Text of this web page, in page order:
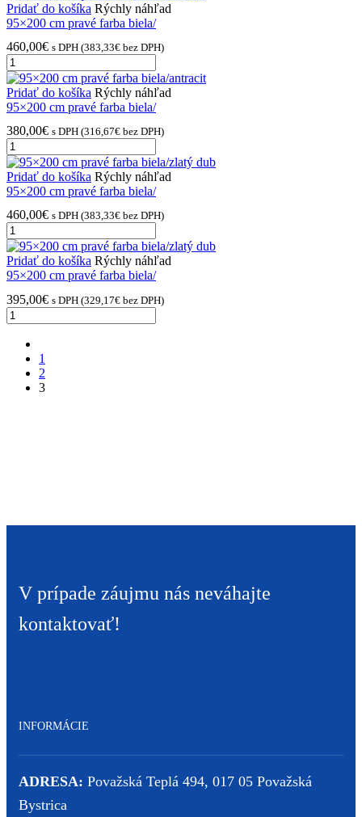
Pridať do košíka Rýchly náhľad
95×200 cm pravé farba biela/
460,00€ s DPH (383,33€ bez DPH)
množstvo
95×200
cm
pravé
biela/antracit
Pridať do košíka Rýchly náhľad
95×200 cm pravé farba biela/
380,00€ s DPH (316,67€ bez DPH)
množstvo
95×200
cm
pravé
biela/antracit
Pridať do košíka Rýchly náhľad
95×200 cm pravé farba biela/
460,00€ s DPH (383,33€ bez DPH)
množstvo
95×200
cm
pravé
biela/zlatý
dub
Pridať do košíka Rýchly náhľad
95×200 cm pravé farba biela/
395,00€ s DPH (329,17€ bez DPH)
množstvo
95×200
pravé
farba
biela/zlatý
1
2
3
V prípade záujmu nás neváhajte
kontaktovať!
INFORMÁCIE
ADRESA: Považská Teplá 494, 017 05 Považská
Bystrica